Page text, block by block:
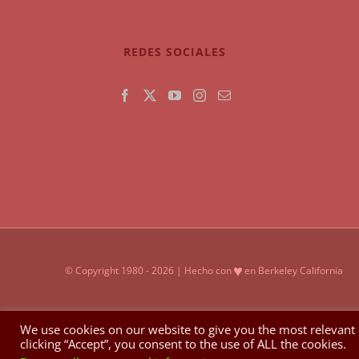
REDES SOCIALES
© Copyright 1980 -2026 | Hecho con♥en Berkeley California
We use cookies on our website to give you the most
clicking “Accept”, you consent to the use of ALL the cookies.